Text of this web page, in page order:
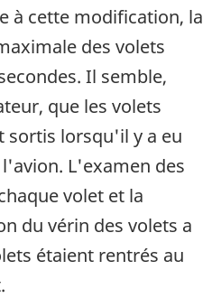
à cette modification, la
des volets
Il semble,
que les volets
sortis lorsqu'il y a eu
L'examen des
volet et la
du vérin des volets a
étaient rentrés au